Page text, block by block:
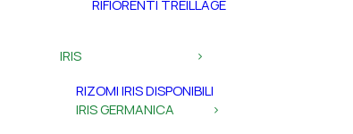
RIFIORENTI TREILLAGE
IRIS
RIZOMI IRIS DISPONIBILI
IRIS GERMANICA